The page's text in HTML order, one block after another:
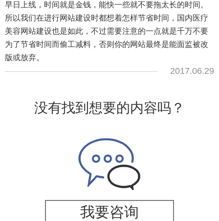
早日上线，时间就是金钱，能快一些就不要拖太长的时间。
所以我们在进行网站建设时都想着怎样节省时间，国内医疗
美容网站建设也是如此，不过需要注意的一点就是千万不要
为了节省时间而偷工减料，否则你的网站最终是能面监被改
版或放弃。
2017.06.29
没有找到想要的内容吗？
我要咨询